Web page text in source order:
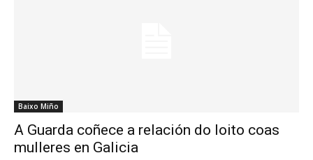
Baixo Miño
A Guarda coñece a relación do loito coas
mulleres en Galicia